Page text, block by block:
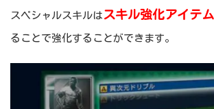
スペシャルスキルは スキル強化アイテム
ることで強化することができます。